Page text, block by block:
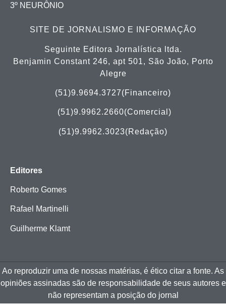
3º NEURÔNIO
SITE DE JORNALISMO E INFORMAÇÃO
Seguinte Editora Jornalística ltda.
Benjamin Constant 246, apt 501, São João, Porto
Alegre
(51)9.9694.3727(Financeiro)
(51)9.9962.2660(Comercial)
(51)9.9962.3023(Redação)
Editores
Roberto Gomes
Rafael Martinelli
Guilherme Klamt
Ao reproduzir uma de nossas matérias, é ético citar a fonte. As
opiniões assinadas são de responsabilidade de seus autores e
não representam a posição do jornal